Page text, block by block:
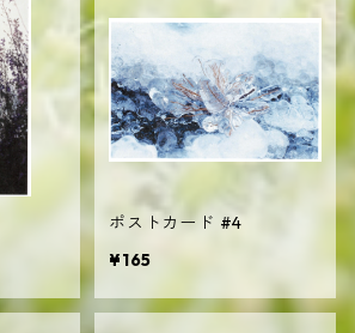
ポストカード #4
¥165